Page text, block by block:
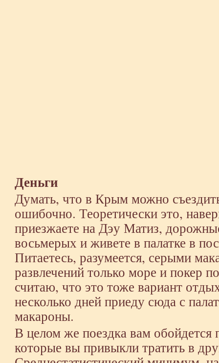
Деньги
Думать, что в Крым можно
ошибочно. Теоретически это,
приезжаете на Дэу Матиз,
восьмерых и живете в палатке в
Питаетесь, разумеется, серыми
развлечений только море и покер
считаю, что это тоже вариант
несколько дней приеду сюда с
макароны.
В целом же поездка вам обойдется
которые вы привыкли тратить в